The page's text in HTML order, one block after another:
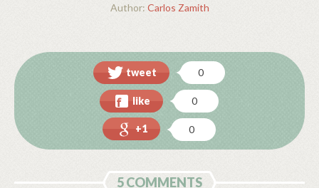
Author: Carlos Zamith
tweet 0
like 0
+1 0
5 COMMENTS